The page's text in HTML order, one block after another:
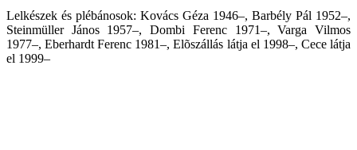
Lelkészek és plébánosok: Kovács Géza 1946–, Barbély Pál 1952–,
Steinmüller János 1957–, Dombi Ferenc 1971–, Varga Vilmos
1977–, Eberhardt Ferenc 1981–, Elõszállás látja el 1998–, Cece látja
el 1999–